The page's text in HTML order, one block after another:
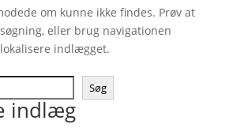
om kunne ikke findes. Prøv at
eller brug navigationen
indlægget.
Søg
indlæg